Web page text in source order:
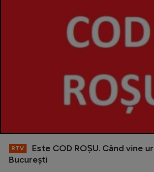
RTV
Este COD ROŞU. Când vine
Bucureşti